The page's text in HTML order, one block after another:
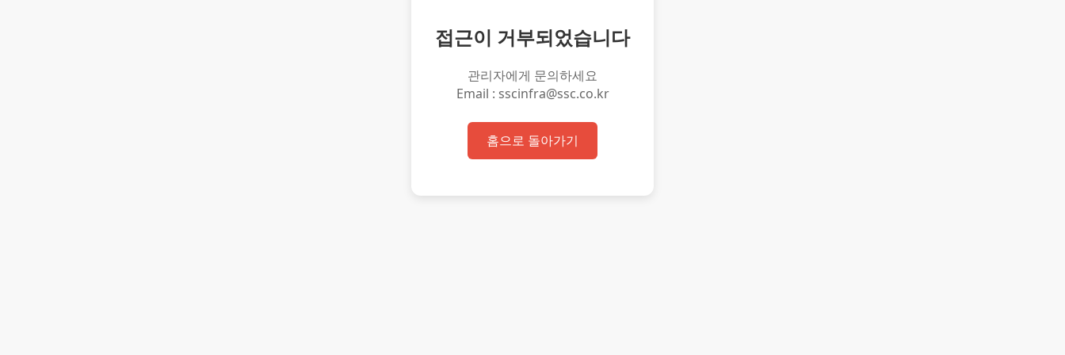
접근이 거부되었습니다
관리자에게 문의하세요
Email : sscinfra@ssc.co.kr
홈으로 돌아가기